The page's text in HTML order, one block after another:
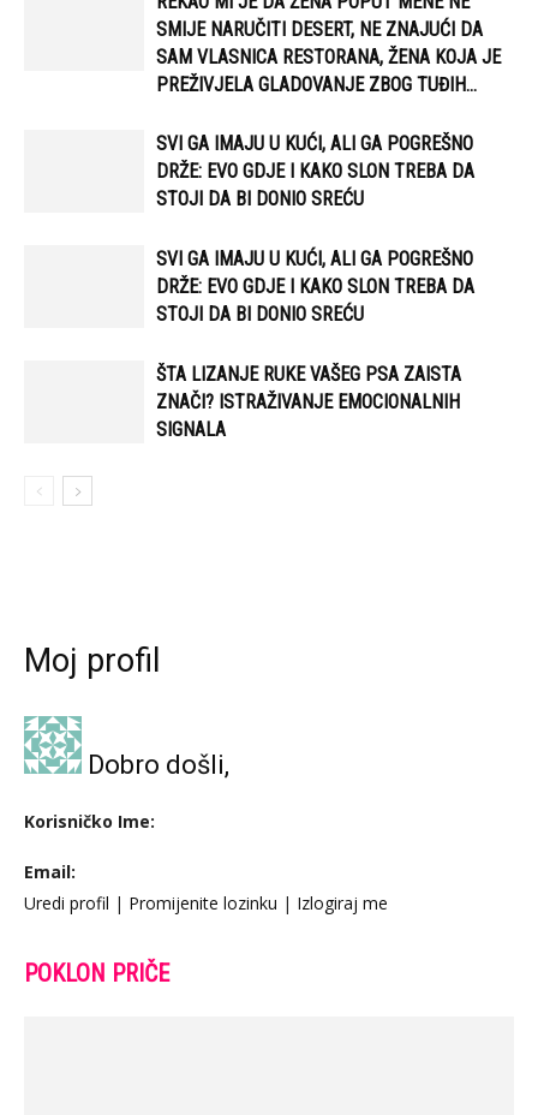
SMIJE NARUČITI DESERT, NE ZNAJUĆI DA
SAM VLASNICA RESTORANA, ŽENA KOJA JE
PREŽIVJELA GLADOVANJE ZBOG TUĐIH...
SVI GA IMAJU U KUĆI, ALI GA POGREŠNO
DRŽE: EVO GDJE I KAKO SLON TREBA DA
STOJI DA BI DONIO SREĆU
SVI GA IMAJU U KUĆI, ALI GA POGREŠNO
DRŽE: EVO GDJE I KAKO SLON TREBA DA
STOJI DA BI DONIO SREĆU
ŠTA LIZANJE RUKE VAŠEG PSA ZAISTA
ZNAČI? ISTRAŽIVANJE EMOCIONALNIH
SIGNALA
Moj profil
Dobro došli,
Korisničko Ime:
Email:
Uredi profil | Promijenite lozinku | Izlogiraj me
POKLON PRIČE